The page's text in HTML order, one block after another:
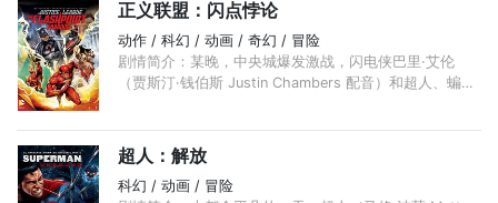
正义联盟：闪点悖论
动作 / 科幻 / 动画 / 奇幻 / 冒险
剧情简介：某晚，中央城爆发激战，闪电侠巴里·艾伦
（贾斯汀·钱伯斯 Justin Chambers 配音）和超人、蝙蝠
往， ...
超人：解放
科幻 / 动画 / 冒险